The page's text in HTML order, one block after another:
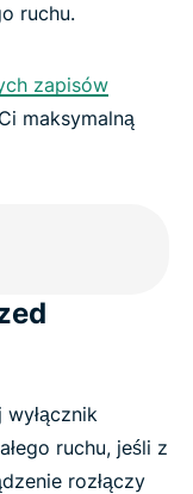
ruchu.
zapisów
maksymalną
wyłącznik
ruchu, jeśli z
rozłączy